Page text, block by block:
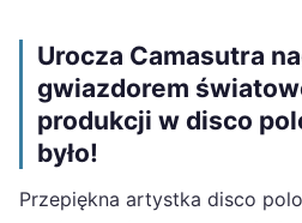
Urocza Camasutra
gwiazdorem
produkcji w disco
było!
Przepiękna artystka disco